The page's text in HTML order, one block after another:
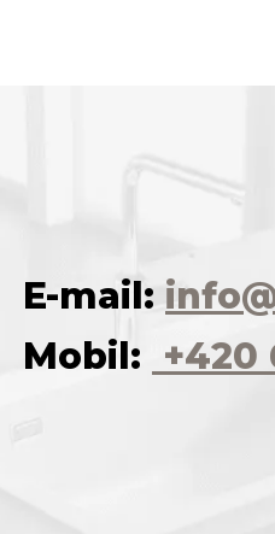
E-mail:
Mobil: +420